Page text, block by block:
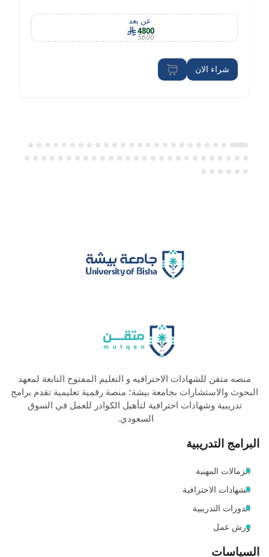
عن بعد
4800
5600
شراء الان
منصه متقن للشهادات الاحترافيه و التعليم المفتوح التابعة لمعهد
البحوث والاستشارات بجامعة بيشة؛ منصة رقمية تعليمية تقدم برامج
تدريبية وشهادات احترافية لتأهيل الكوادر للعمل في السوق
السعودي.
البرامج التدريبية
الزمالات المهنية
الشهادات الاحترافية
الدورات التدريبية
ورش عمل
السياسات